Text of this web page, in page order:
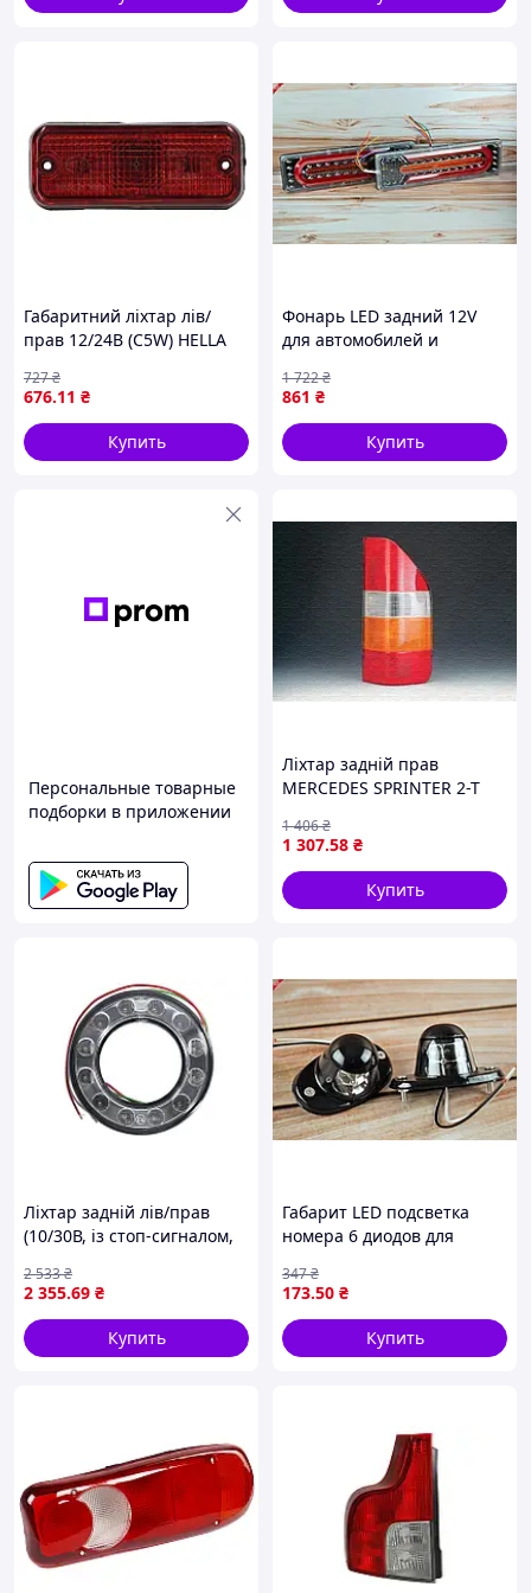
Габаритний ліхтар лів/
прав 12/24В (C5W) HELLA
676.11 ₴
727₴
Купить
Фонарь LED задний 12V
для автомобилей и
бегущего поворотника
861 ₴
1 722₴
Купить
Персональные товарные
подборки в приложении
Ліхтар задній прав
MERCEDES SPRINTER 2-T
(B903), SPRINTER 4-T (B904),
SPRINTER 5-T
1 307.58 ₴
1 406₴
Купить
Ліхтар задній лів/прав
(10/30В, із стоп-сигналом,
HERTH+BUSS ELPARTS
82850110
2 355.69 ₴
2 533₴
Купить
Габарит LED подсветка
номера 6 диодов для
спецтехники белая яркое
освещение
173.50 ₴
347₴
Купить